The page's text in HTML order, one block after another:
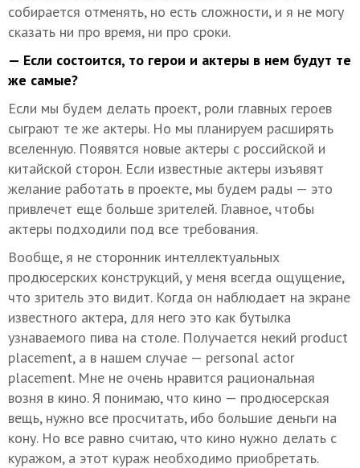
собирается отменять, но есть сложности, и я не могу
сказать ни про время, ни про сроки.
— Если состоится, то герои и актеры в нем будут те
же самые?
Если мы будем делать проект, роли главных героев
сыграют те же актеры. Но мы планируем расширять
вселенную. Появятся новые актеры с российской и
китайской сторон. Если известные актеры изъявят
желание работать в проекте, мы будем рады — это
привлечет еще больше зрителей. Главное, чтобы
актеры подходили под все требования.
Вообще, я не сторонник интеллектуальных
продюсерских конструкций, у меня всегда ощущение,
что зритель это видит. Когда он наблюдает на экране
известного актера, для него это как бутылка
узнаваемого пива на столе. Получается некий product
placement, а в нашем случае — personal actor
placement. Мне не очень нравится рациональная
возня в кино. Я понимаю, что кино — продюсерская
вещь, нужно все просчитать, ибо большие деньги на
кону. Но все равно считаю, что кино нужно делать с
куражом, а этот кураж необходимо приобретать.